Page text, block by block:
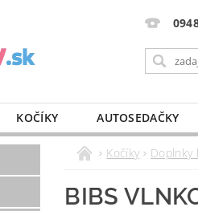
KOČÍKY AUTOSEDAČKY
VÝBAVA DO PÔRODNICE
KONTAKT
Kočíky Doplnky
BIBS